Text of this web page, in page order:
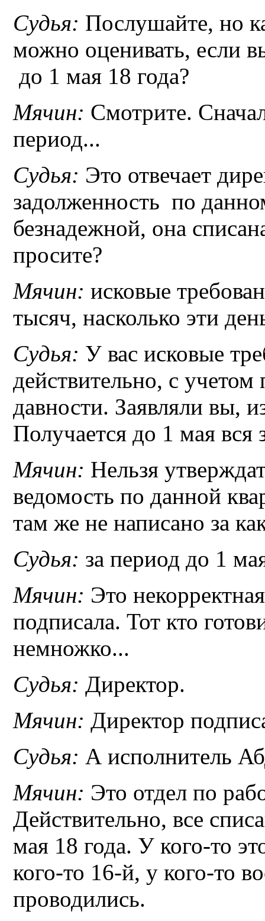
Судья: Послушайте, но
можно оценивать, если
до 1 мая 18 года?
Мячин: Смотрите.
период...
Судья: Это отвечает
задолженность по
безнадежной, она
просите?
Мячин: исковые
тысяч, насколько эти
Судья: У вас исковые
действительно, с
давности. Заявляли вы,
Получается до 1 мая вся
Мячин: Нельзя
ведомость по данной
там же не написано за
Судья: за период до 1
Мячин: Это
подписала. Тот кто
немножко...
Судья: Директор.
Мячин: Директор
Судья: А исполнитель
Мячин: Это отдел по
Действительно, все
мая 18 года. У кого-то
кого-то 16-й, у кого-то
проводились.